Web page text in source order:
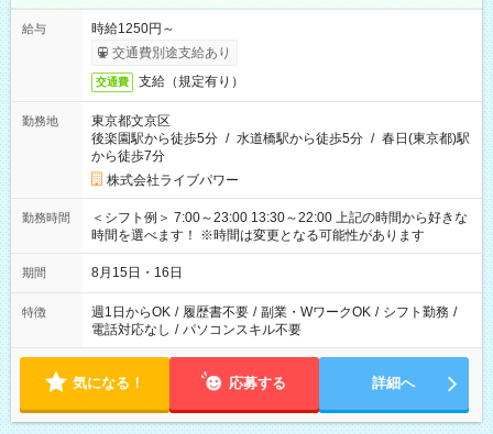
給与
時給1250円～
交通費別途支給あり
交通費 支給（規定有り）
勤務地
東京都文京区
後楽園駅から徒歩5分 / 水道橋駅から徒歩5分 / 春日(東京都)駅
から徒歩7分
株式会社ライブパワー
勤務時間
＜シフト例＞ 7:00～23:00 13:30～22:00 上記の時間から好きな
時間を選べます！ ※時間は変更となる可能性があります
期間 8月15日・16日
特徴 週1日からOK / 履歴書不要 / 副業・WワークOK / シフト勤務 /
電話対応なし / パソコンスキル不要
気になる！ 応募する 詳細へ